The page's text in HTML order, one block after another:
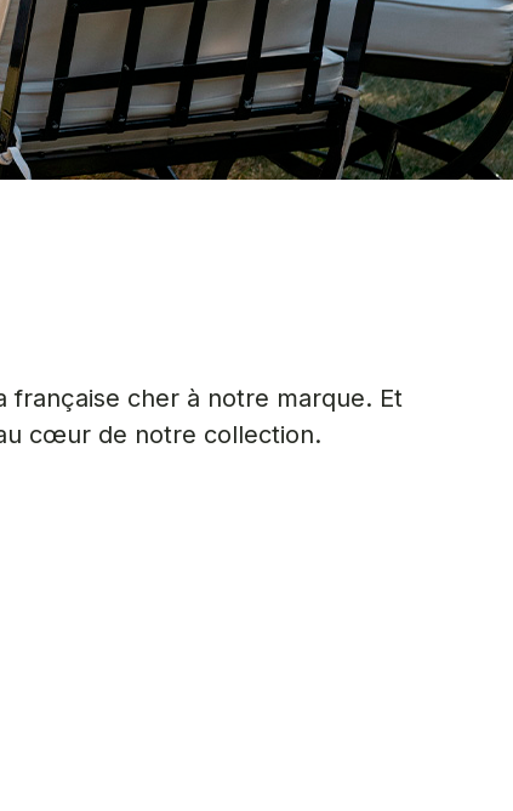
française cher à notre marque. Et
cœur de notre collection.